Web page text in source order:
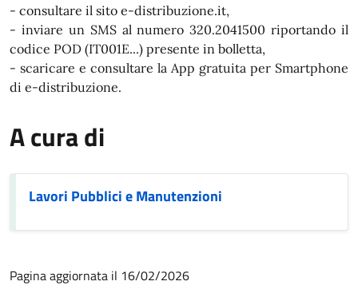
- consultare il sito e-distribuzione.it,
- inviare un SMS al numero 320.2041500 riportando il
codice POD (IT001E...) presente in bolletta,
- scaricare e consultare la App gratuita per Smartphone
di e-distribuzione.
A cura di
Lavori Pubblici e Manutenzioni
Pagina aggiornata il 16/02/2026